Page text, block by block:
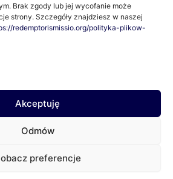
Brak zgody lub jej wycofanie może
strony. Szczegóły znajdziesz w naszej
redemptorismissio.org/polityka-plikow-
Akceptuję
Odmów
preferencje
O Nas
z Nami lub masz pytania, napisz
Junikowska 48, 60-163 Poznań